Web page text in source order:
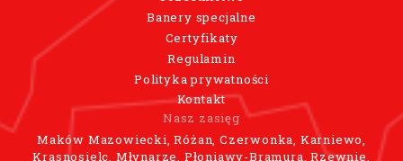
Banery specjalne
Certyfikaty
Regulamin
Polityka prywatności
Kontakt
Nasz zasięg
Maków Mazowiecki, Różan, Czerwonka, Karniewo,
Krasnosielc, Młynarze, Płoniawy-Bramura, Rzewnie,